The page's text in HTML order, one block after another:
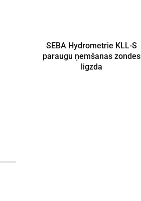
SEBA Hydrometrie KLL-S
paraugu ņemšanas zondes
ligzda